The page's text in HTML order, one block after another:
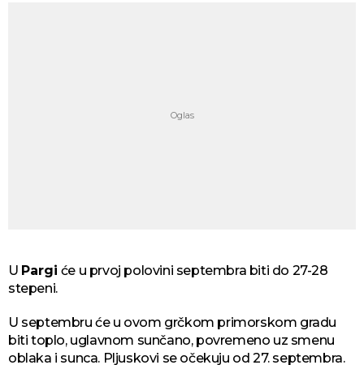
U Pargi će u prvoj polovini septembra biti do 27-28
stepeni.
U septembru će u ovom grčkom primorskom gradu
biti toplo, uglavnom sunčano, povremeno uz smenu
oblaka i sunca. Pljuskovi se očekuju od 27. septembra.